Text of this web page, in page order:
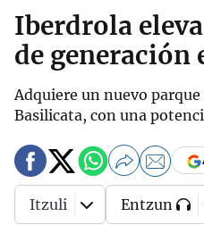
Iberdrola
de generación
Adquiere un nuevo
Basilicata, con una
Itzuli Entzun